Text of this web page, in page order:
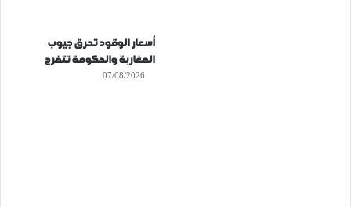
أسعار الوقود تحرق جيوب
المغاربة والحكومة تتفرج
07/08/2026